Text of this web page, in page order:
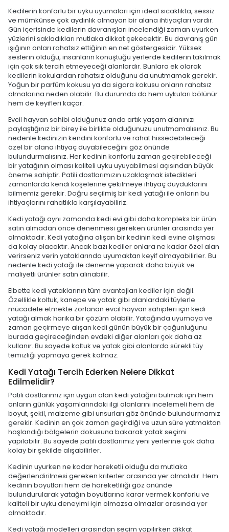
Kedilerin konforlu bir uyku uyumaları için ideal sıcaklıkta, sessiz
ve mümkünse çok aydınlık olmayan bir alana ihtiyaçları vardır.
Gün içerisinde kedilerin davranışları incelendiği zaman uyurken
yüzlerini sakladıkları mutlaka dikkat çekecektir. Bu davranış gün
ışığının onları rahatsız ettiğinin en net göstergesidir. Yüksek
seslerin olduğu, insanların konuştuğu yerlerde kedilerin takılmak
için çok sık tercih etmeyeceği alanlardır. Bunlara ek olarak
kedilerin kokulardan rahatsız olduğunu da unutmamak gerekir.
Yoğun bir parfüm kokusu ya da sigara kokusu onların rahatsız
olmalarına neden olabilir. Bu durumda da hem uykuları bölünür
hem de keyifleri kaçar.
Evcil hayvan sahibi olduğunuz anda artık yaşam alanınızı
paylaştığınız bir birey ile birlikte olduğunuzu unutmamalısınız. Bu
nedenle kedinizin kendini konforlu ve rahat hissedebileceği
özel bir alana ihtiyaç duyabileceğini göz önünde
bulundurmalısınız. Her kedinin konforlu zaman geçirebileceği
bir yatağının olması kaliteli uyku uyuyabilmesi açısından büyük
öneme sahiptir. Patili dostlarımızın uzaklaşmak istedikleri
zamanlarda kendi köşelerine çekilmeye ihtiyaç duyduklarını
bilmemiz gerekir. Doğru seçilmiş bir kedi yatağı ile onların bu
ihtiyaçlarını rahatlıkla karşılayabiliriz.
Kedi yatağı aynı zamanda kedi evi gibi daha kompleks bir ürün
satın almadan önce denenmesi gereken ürünler arasında yer
almaktadır. Kedi yatağına alışan bir kedinin kedi evine alışması
da kolay olacaktır. Ancak bazı kediler onlara ne kadar özel alan
verirseniz verin yataklarında uyumaktan keyif almayabilirler. Bu
nedenle kedi yatağı ile deneme yaparak daha büyük ve
maliyetli ürünler satın alınabilir.
Elbette kedi yataklarının tüm avantajları kediler için değil.
Özellikle koltuk, kanepe ve yatak gibi alanlardaki tüylerle
mücadele etmekte zorlanan evcil hayvan sahipleri için kedi
yatağı almak harika bir çözüm olabilir. Yatağında uyumaya ve
zaman geçirmeye alışan kedi günün büyük bir çoğunluğunu
burada geçireceğinden evdeki diğer alanları çok daha az
kullanır. Bu sayede koltuk ve yatak gibi alanlarda sürekli tüy
temizliği yapmaya gerek kalmaz.
Kedi Yatağı Tercih Ederken Nelere Dikkat
Edilmelidir?
Patili dostlarımız için uygun olan kedi yatağını bulmak için hem
onların günlük yaşamlarındaki ilgi alanlarını incelemeli hem de
boyut, şekil, malzeme gibi unsurları göz önünde bulundurmamız
gerekir. Kedinin en çok zaman geçirdiği ve uzun süre yatmaktan
hoşlandığı bölgelerin dokusuna bakarak yatak seçimi
yapılabilir. Bu sayede patili dostlarımız yeni yerlerine çok daha
kolay bir şekilde alışabilirler.
Kedinin uyurken ne kadar hareketli olduğu da mutlaka
değerlendirilmesi gereken kriterler arasında yer almalıdır. Hem
kedinin boyutları hem de hareketliliği göz önünde
bulundurularak yatağın boyutlarına karar vermek konforlu ve
kaliteli bir uyku deneyimi için olmazsa olmazlar arasında yer
almaktadır.
Kedi yatağı modelleri arasından seçim yapılırken dikkat